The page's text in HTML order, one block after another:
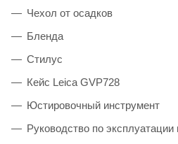
Чехол от осадков
Бленда
Стилус
Кейс Leica GVP728
Юстировочный инструмент
Руководство по эксплуатации